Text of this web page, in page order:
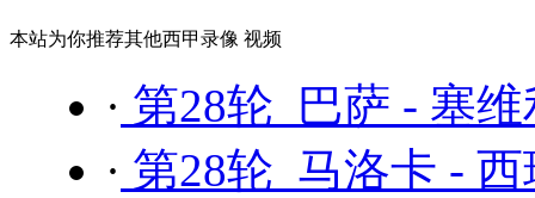
本站为你推荐其他西甲录像 视频
· 第28轮 巴萨 - 塞
· 第28轮 马洛卡 -